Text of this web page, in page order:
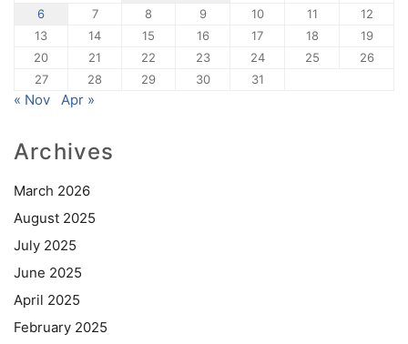
6
7 8 9 10 11
12
13
14 15 16 17 18
19
20
21 22 23 24 25
26
27
28 29 30 31
« Nov Apr »
Archives
March 2026
August 2025
July 2025
June 2025
April 2025
February 2025